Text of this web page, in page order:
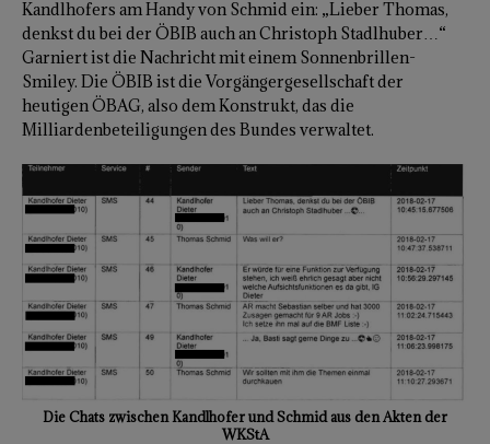
Kandlhofers am Handy von Schmid ein: „Lieber Thomas,
denkst du bei der ÖBIB auch an Christoph Stadlhuber…“
Garniert ist die Nachricht mit einem Sonnenbrillen-
Smiley. Die ÖBIB ist die Vorgängergesellschaft der
heutigen ÖBAG, also dem Konstrukt, das die
Milliardenbeteiligungen des Bundes verwaltet.
Die Chats zwischen Kandlhofer und Schmid aus den Akten der
WKStA